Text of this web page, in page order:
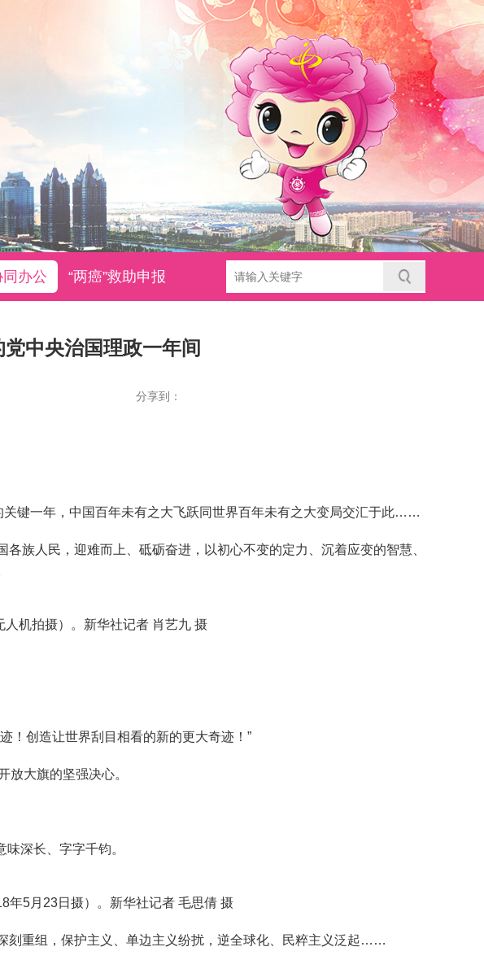
同办公 “两癌”救助申报
中央治国理政一年间
分享到：
键一年，中国百年未有之大飞跃同世界百年未有之大变局交汇于此……
人民，迎难而上、砥砺奋进，以初心不变的定力、沉着应变的智慧、
机拍摄）。新华社记者 肖艺九 摄
创造让世界刮目相看的新的更大奇迹！”
大旗的坚强决心。
深长、字字千钧。
5月23日摄）。新华社记者 毛思倩 摄
重组，保护主义、单边主义纷扰，逆全球化、民粹主义泛起……